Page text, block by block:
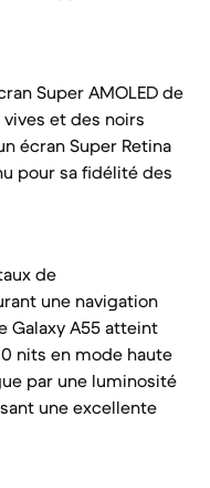
Super AMOLED de
et des noirs
écran Super Retina
pour sa fidélité des
de
une navigation
Galaxy A55 atteint
nits en mode haute
par une luminosité
une excellente